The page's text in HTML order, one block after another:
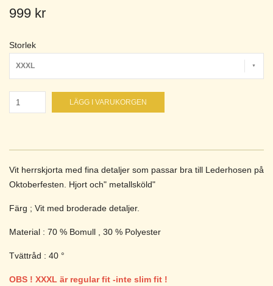
999 kr
Storlek
XXXL
LÄGG I VARUKORGEN
Vit herrskjorta med fina detaljer som passar bra till Lederhosen på
Oktoberfesten. Hjort och" metallsköld"
Färg ; Vit med broderade detaljer.
Material : 70 % Bomull , 30 % Polyester
Tvättråd : 40 °
OBS ! XXXL är regular fit -inte slim fit !